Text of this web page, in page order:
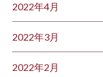
2022年4月
2022年3月
2022年2月